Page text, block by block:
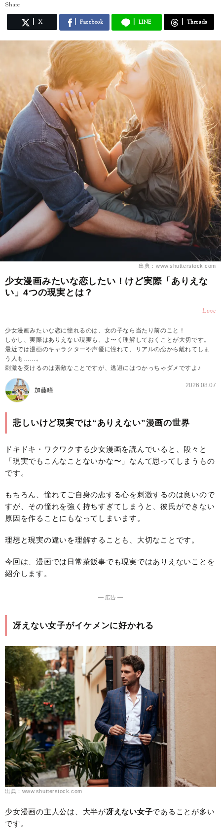
Share
X Facebook LINE Threads
出典：www.shutterstock.com
少女漫画みたいな恋したい！けど実際「ありえな
い」4つの現実とは？
Love
少女漫画みたいな恋に憧れるのは、女の子なら当たり前のこと！
しかし、実際はありえない現実も、よ〜く理解しておくことが大切です。
最近では漫画のキャラクターや声優に憧れて、リアルの恋から離れてしま
う人も……。
刺激を受けるのは素敵なことですが、逃避にはつかっちゃダメですよ♪
加藤瞳
2026.08.07
悲しいけど現実では“ありえない”漫画の世界
ドキドキ・ワクワクする少女漫画を読んでいると、段々と
「現実でもこんなことないかな〜」なんて思ってしまうもの
です。
もちろん、憧れてご自身の恋する心を刺激するのは良いので
すが、その憧れを強く持ちすぎてしまうと、彼氏ができない
原因を作ることにもなってしまいます。
理想と現実の違いを理解することも、大切なことです。
今回は、漫画では日常茶飯事でも現実ではありえないことを
紹介します。
― 広告 ―
冴えない女子がイケメンに好かれる
出典：www.shutterstock.com
少女漫画の主人公は、大半が冴えない女子であることが多い
です。